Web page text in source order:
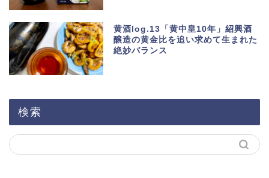
黄酒log.13「黄中皇10年」紹興酒
醸造の黄金比を追い求めて生まれた
絶妙バランス
検索